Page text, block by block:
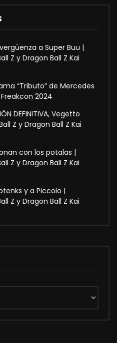
a Super Buu |
Z y Dragon Ball Z Kai
“Tributo” de Mercedes
2024
DEFINITIVA, Vegetto
Z y Dragon Ball Z Kai
con los potalas |
Z y Dragon Ball Z Kai
y a Piccolo |
Z y Dragon Ball Z Kai